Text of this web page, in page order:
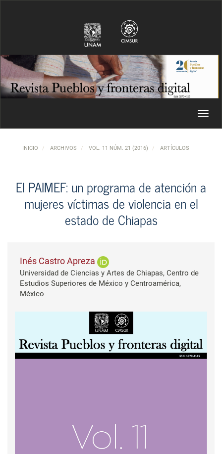
INICIO ARCHIVOS VOL. 11 NÚM. 21 (2016) ARTÍCULOS
El PAIMEF: un programa de atención a
mujeres víctimas de violencia en el
estado de Chiapas
Inés Castro Apreza
Universidad de Ciencias y Artes de Chiapas, Centro de
Estudios Superiores de México y Centroamérica,
México
Barra lateral del artículo